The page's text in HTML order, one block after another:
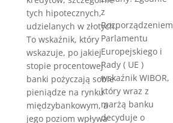
tych hipotecznych,
udzielanych w złotych.
To wskaźnik, który
wskazuje, po jakiej
stopie procentowej
banki pożyczają sobie
pieniądze na rynku
międzybankowym, a
jego poziom wpływa
z
Rozporządzeniem
Parlamentu
Europejskiego i
Rady ( UE )
wskaźnik WIBOR,
który wraz z
marżą banku
decyduje o